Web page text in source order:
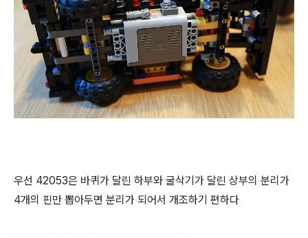
우선 42053은 바퀴가 달린 하부와 굴삭기가 달린 상부의 분리가
4개의 핀만 뽑아두면 분리가 되어서 개조하기 편하다